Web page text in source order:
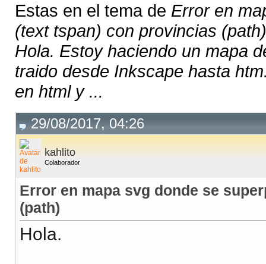
Estas en el tema de Error en
(text tspan) con provincias (path)
Hola. Estoy haciendo un mapa
traido desde Inkscape hasta
en html y ...
29/08/2017, 04:26
kahlito
Colaborador
Error en mapa svg donde se
(path)
Hola.